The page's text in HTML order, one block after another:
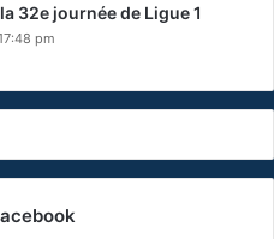
32e journée de Ligue 1
pm